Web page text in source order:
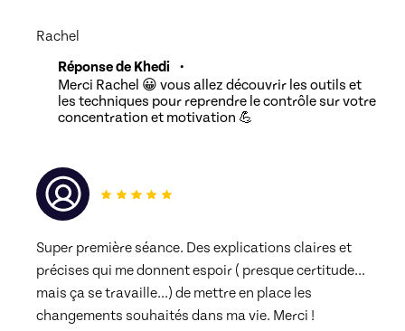
Rachel
Réponse de Khedi
•
Merci Rachel 😀 vous allez découvrir les outils et
les techniques pour reprendre le contrôle sur votre
concentration et motivation 💪
Super première séance. Des explications claires et
précises qui me donnent espoir ( presque certitude...
mais ça se travaille...) de mettre en place les
changements souhaités dans ma vie. Merci !